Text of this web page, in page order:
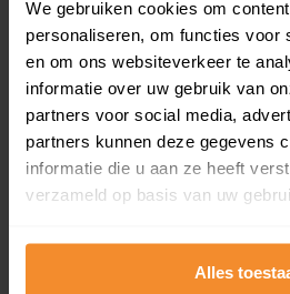
We gebruiken cookies om
personaliseren, om functies voor
en om ons websiteverkeer te
informatie over uw gebruik van
partners voor social media,
partners kunnen deze gegevens
informatie die u aan ze heeft
verzameld op basis van uw
Alles
29%
Koopwoningen
aandeel van totale